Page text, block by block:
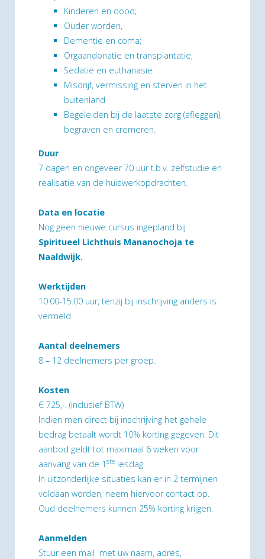
Kinderen en dood;
Ouder worden,
Dementie en coma;
Orgaandonatie en transplantatie;
Sedatie en euthanasie
Misdrijf, vermissing en sterven in het
buitenland
Begeleiden bij de laatste zorg (afleggen),
begraven en cremeren.
Duur
7 dagen en ongeveer 70 uur t.b.v. zelfstudie en
realisatie van de huiswerkopdrachten.
Data en locatie
Nog geen nieuwe cursus ingepland bij
Spiritueel Lichthuis Mananochoja te
Naaldwijk.
Werktijden
10.00-15.00 uur, tenzij bij inschrijving anders is
vermeld.
Aantal deelnemers
8 – 12 deelnemers per groep.
Kosten
Є 725,-. (inclusief BTW)
Indien men direct bij inschrijving het gehele
bedrag betaalt wordt 10% korting gegeven. Dit
aanbod geldt tot maximaal 6 weken voor
aanvang van de 1 stelesdag.
In uitzonderlijke situaties kan er in 2 termijnen
voldaan worden, neem hiervoor contact op.
Oud deelnemers kunnen 25% korting krijgen.
Aanmelden
Stuur een mail met uw naam, adres,